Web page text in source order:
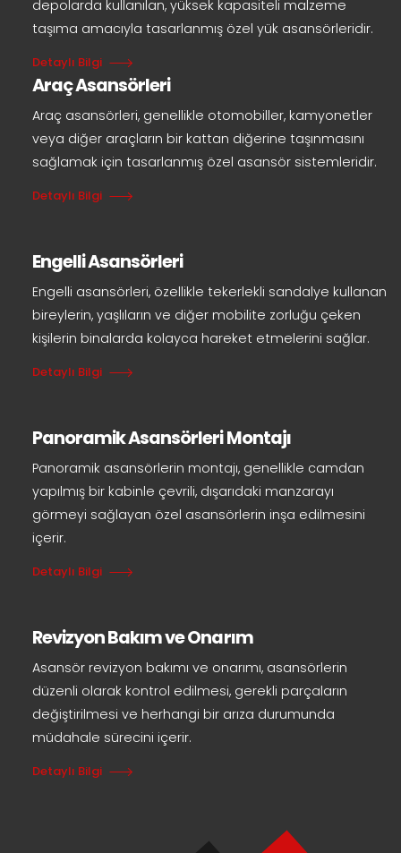
depolarda kullanılan, yüksek kapasiteli malzeme
taşıma amacıyla tasarlanmış özel yük asansörleridir.
Detaylı Bilgi
Araç Asansörleri
Araç asansörleri, genellikle otomobiller, kamyonetler
veya diğer araçların bir kattan diğerine taşınmasını
sağlamak için tasarlanmış özel asansör sistemleridir.
Detaylı Bilgi
Engelli Asansörleri
Engelli asansörleri, özellikle tekerlekli sandalye kullanan
bireylerin, yaşlıların ve diğer mobilite zorluğu çeken
kişilerin binalarda kolayca hareket etmelerini sağlar.
Detaylı Bilgi
Panoramik Asansörleri Montajı
Panoramik asansörlerin montajı, genellikle camdan
yapılmış bir kabinle çevrili, dışarıdaki manzarayı
görmeyi sağlayan özel asansörlerin inşa edilmesini
içerir.
Detaylı Bilgi
Revizyon Bakım ve Onarım
Asansör revizyon bakımı ve onarımı, asansörlerin
düzenli olarak kontrol edilmesi, gerekli parçaların
değiştirilmesi ve herhangi bir arıza durumunda
müdahale sürecini içerir.
Detaylı Bilgi